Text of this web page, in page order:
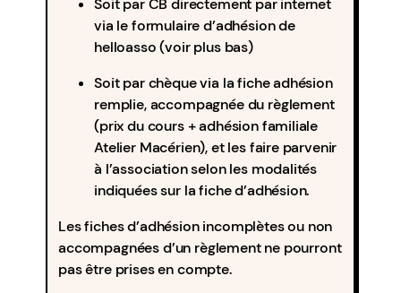
Soit par CB directement par internet
via le formulaire d’adhésion de
helloasso (voir plus bas)
Soit par chèque via la fiche adhésion
remplie, accompagnée du règlement
(prix du cours + adhésion familiale
Atelier Macérien), et les faire parvenir
à l’association selon les modalités
indiquées sur la fiche d’adhésion.
Les fiches d’adhésion incomplètes ou non
accompagnées d’un règlement ne pourront
pas être prises en compte.